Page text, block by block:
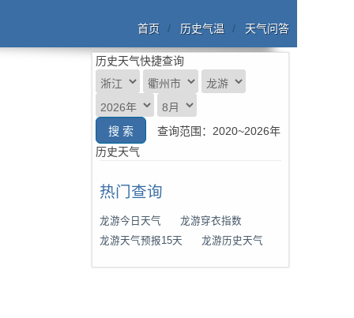
首页 历史气温 天气问答
历史天气快捷查询
查询范围：2020~2026年
历史天气
热门查询
龙游今日天气
龙游穿衣指数
龙游天气预报15天
龙游历史天气